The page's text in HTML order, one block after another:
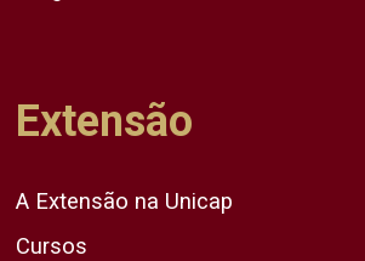
Extensão
A Extensão na Unicap
Cursos